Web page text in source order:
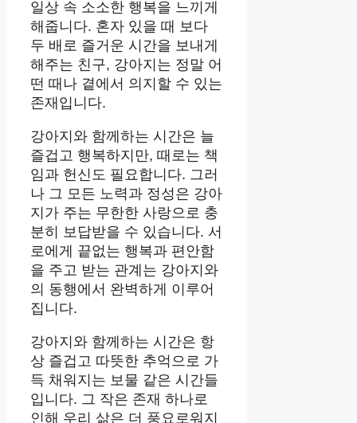
일상 속 소소한 행복을 느끼게
해줍니다. 혼자 있을 때 보다
두 배로 즐거운 시간을 보내게
해주는 친구, 강아지는 정말 어
떤 때나 곁에서 의지할 수 있는
존재입니다.
강아지와 함께하는 시간은 늘
즐겁고 행복하지만, 때로는 책
임과 헌신도 필요합니다. 그러
나 그 모든 노력과 정성은 강아
지가 주는 무한한 사랑으로 충
분히 보답받을 수 있습니다. 서
로에게 끝없는 행복과 편안함
을 주고 받는 관계는 강아지와
의 동행에서 완벽하게 이루어
집니다.
강아지와 함께하는 시간은 항
상 즐겁고 따뜻한 추억으로 가
득 채워지는 보물 같은 시간들
입니다. 그 작은 존재 하나로
인해 우리 삶은 더 풍요로워지